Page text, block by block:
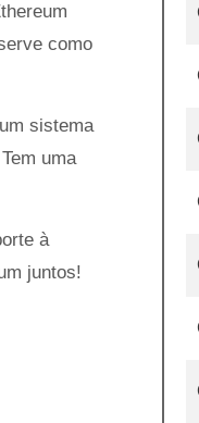
como
sistema
uma
à
juntos!